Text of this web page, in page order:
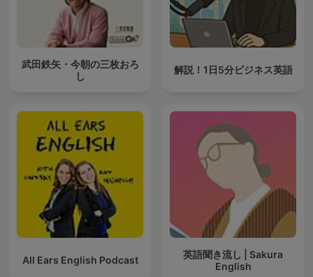
武田鉄矢・今朝の三枚おろ
し
解説！1日5分ビジネス英語
All Ears English Podcast
英語聞き流し | Sakura
English